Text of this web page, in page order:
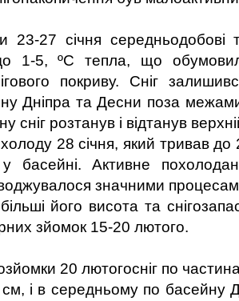
23-27 січня середньодобові
1-5, ºC тепла, що
покриву. Сніг
Дніпра та Десни поза
сніг розтанув і відтанув
холоду 28 січня, який тривав
басейні. Активне
значними
його висота та
зйомок 15-20 лютого.
20 лютогосніг по
і в середньому по басейну